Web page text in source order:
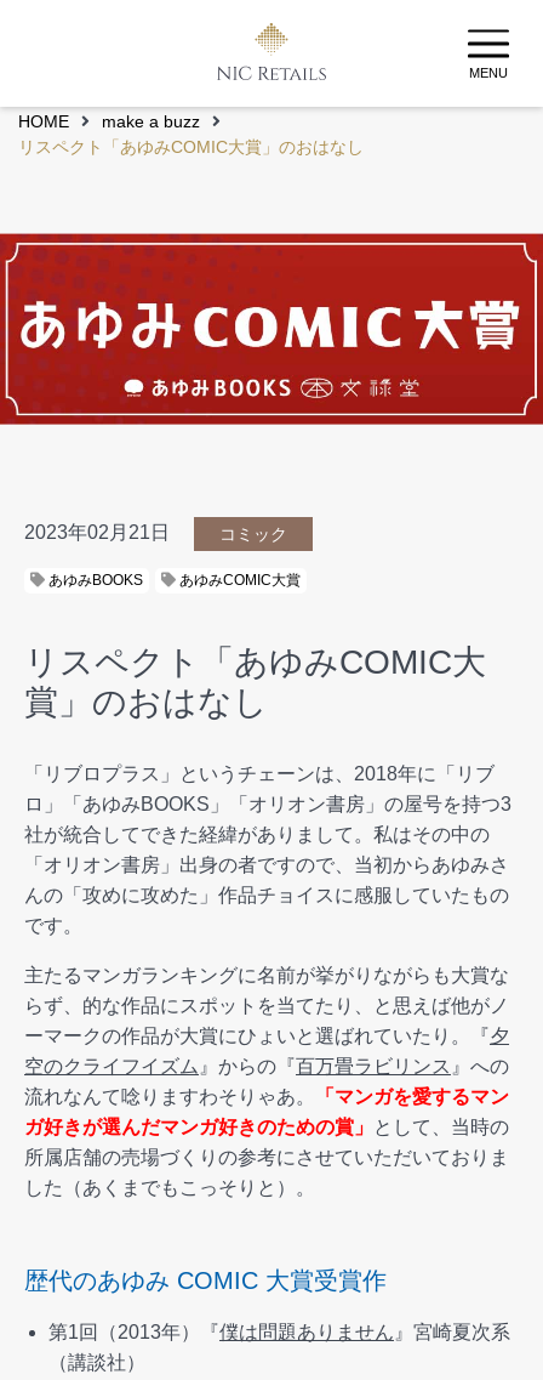
MENU
HOME
make a buzz
リスペクト「あゆみCOMIC大賞」のおはなし
2023年02月21日 コミック
あゆみBOOKS あゆみCOMIC大賞
リスペクト「あゆみCOMIC大
賞」のおはなし
「リブロプラス」というチェーンは、2018年に「リブ
ロ」「あゆみBOOKS」「オリオン書房」の屋号を持つ3
社が統合してできた経緯がありまして。私はその中の
「オリオン書房」出身の者ですので、当初からあゆみさ
んの「攻めに攻めた」作品チョイスに感服していたもの
です。
主たるマンガランキングに名前が挙がりながらも大賞な
らず、的な作品にスポットを当てたり、と思えば他がノ
ーマークの作品が大賞にひょいと選ばれていたり。『夕
空のクライフイズム 』からの『百万畳ラビリンス 』への
流れなんて唸りますわそりゃあ。
「マンガを愛するマン
ガ好きが選んだマンガ好きのための賞」 として、当時の
所属店舗の売場づくりの参考にさせていただいておりま
した（あくまでもこっそりと）。
歴代のあゆみ COMIC 大賞受賞作
第1回（2013年）『僕は問題ありません 』宮崎夏次系
（講談社）